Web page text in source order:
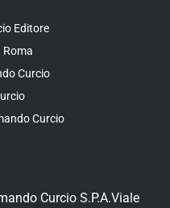
Editore
Roma
Curcio
Curcio
Curcio S.P.A.Viale